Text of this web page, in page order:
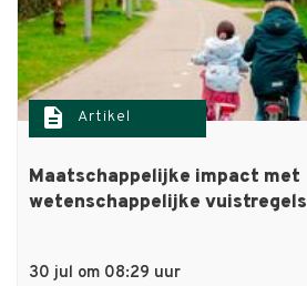
description Artikel
Maatschappelijke impact met
wetenschappelijke vuistregels
30 jul om 08:29 uur